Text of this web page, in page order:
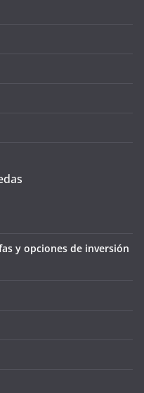
y opciones de inversión